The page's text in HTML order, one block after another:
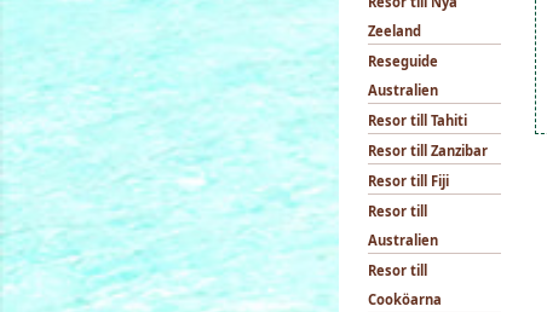
Zeeland
Reseguide
Australien
Resor till Tahiti
Resor till Zanzibar
Resor till Fiji
Resor till
Australien
Resor till
Cooköarna